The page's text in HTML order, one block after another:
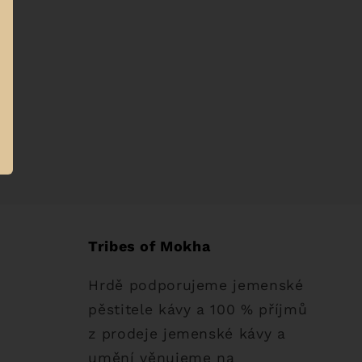
Tribes of Mokha
Hrdě podporujeme jemenské
pěstitele kávy a 100 % příjmů
z prodeje jemenské kávy a
umění věnujeme na